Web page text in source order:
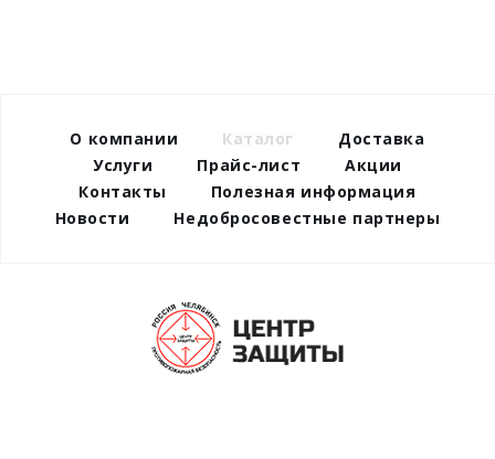
О компании Каталог
Доставка
Услуги
Прайс-лист
Акции
Контакты
Полезная информация
Новости
Недобросовестные партнеры